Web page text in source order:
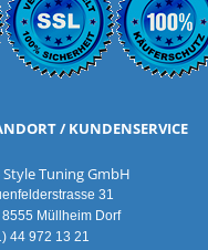
/ KUNDENSERVICE
Style Tuning GmbH
31
Müllheim Dorf
44 972 13 21